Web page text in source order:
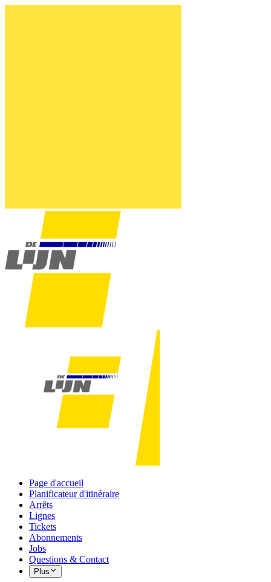
Page d'accueil
Planificateur d'itinéraire
Arrêts
Lignes
Tickets
Abonnements
Jobs
Questions & Contact
Plus